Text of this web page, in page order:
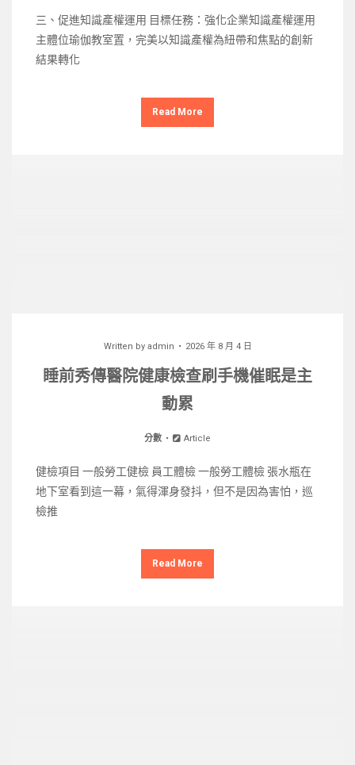
三、促進知識產權運用 目標任務：強化企業知識產權運用
主體位瑜伽教室置，完美以知識產權為紐帶和焦點的創新
結果轉化
Read More
Written by admin 2026 年 8 月 4 日
睡前秀傳醫院健康檢查刷手機催眠是主
動累
分數 Article
健檢項目 一般勞工健檢 員工體檢 一般勞工體檢 張水瓶在
地下室看到這一幕，氣得渾身發抖，但不是因為害怕，巡
檢推
Read More